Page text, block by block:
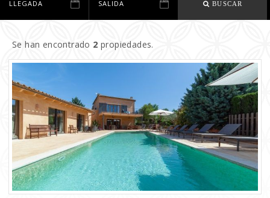
BUSCAR
Se han encontrado 2 propiedades.